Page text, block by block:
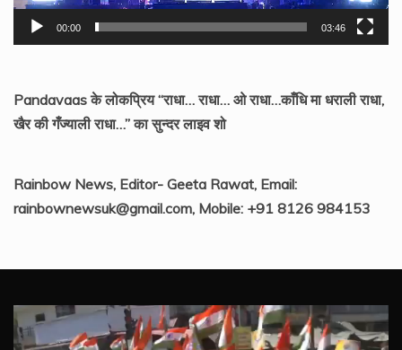
00:00 03:46
Pandavaas के लोकप्रिय “राधा… राधा… ओ राधा…काँधि मा धराली राधा,
खैर की गँज्याली राधा…” का सुन्दर लाइव शो
Rainbow News, Editor- Geeta Rawat, Email:
rainbownewsuk@gmail.com, Mobile: +91 8126 984153
Video
Player